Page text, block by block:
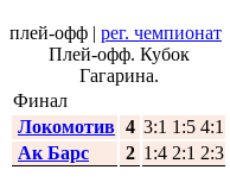
плей-офф | рег. чемпионат
Плей-офф. Кубок
Гагарина.
Финал
Локомотив 4 3:1 1:5 4:1
Ак Барс
2 1:4 2:1 2:3